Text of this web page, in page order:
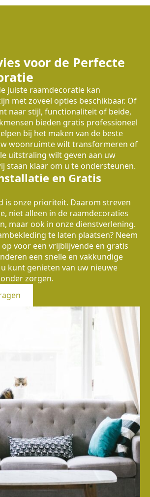
voor de Perfecte
juiste raamdecoratie kan
met zoveel opties beschikbaar. Of
naar stijl, functionaliteit of beide,
bieden gratis professioneel
bij het maken van de beste
woonruimte wilt transformeren of
uitstraling wilt geven aan uw
staan klaar om u te ondersteunen.
en Gratis
is onze prioriteit. Daarom streven
niet alleen in de raamdecoraties
maar ook in onze dienstverlening.
te laten plaatsen? Neem
voor een vrijblijvende en gratis
een snelle en vakkundige
kunt genieten van uw nieuwe
zorgen.